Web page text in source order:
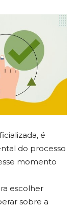
é
do processo
momento
escolher
sobre a